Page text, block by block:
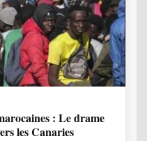
: Le drame
les Canaries